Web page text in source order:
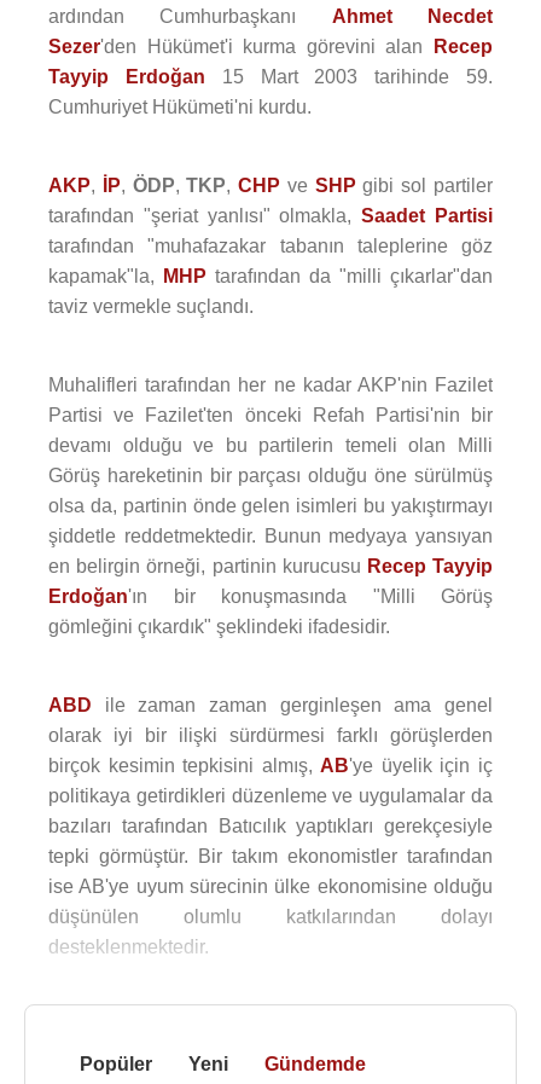
ardından Cumhurbaşkanı Ahmet Necdet
Sezer'den Hükümet'i kurma görevini alan
Recep
Tayyip Erdoğan 15 Mart 2003 tarihinde 59.
Cumhuriyet Hükümeti'ni kurdu.
AKP, İP, ÖDP,TKP,CHP ve SHP gibi sol partiler
tarafından "şeriat yanlısı" olmakla,Saadet Partisi
tarafından "muhafazakar tabanın taleplerine göz
kapamak"la,
MHP tarafından da "milli çıkarlar"dan
taviz vermekle suçlandı.
Muhalifleri tarafından her ne kadar AKP'nin Fazilet
Partisi ve Fazilet'ten önceki Refah Partisi'nin bir
devamı olduğu ve bu partilerin temeli olan Milli
Görüş hareketinin bir parçası olduğu öne sürülmüş
olsa da, partinin önde gelen isimleri bu yakıştırmayı
şiddetle reddetmektedir. Bunun medyaya yansıyan
en belirgin örneği, partinin kurucusu Recep Tayyip
Erdoğan'ın bir konuşmasında "Milli Görüş
gömleğini çıkardık" şeklindeki ifadesidir.
ABD ile zaman zaman gerginleşen ama genel
olarak iyi bir ilişki sürdürmesi farklı görüşlerden
birçok kesimin tepkisini almış,AB'ye üyelik için iç
politikaya getirdikleri düzenleme ve uygulamalar da
bazıları tarafından Batıcılık yaptıkları gerekçesiyle
tepki görmüştür. Bir takım ekonomistler tarafından
ise AB'ye uyum sürecinin ülke ekonomisine olduğu
düşünülen olumlu katkılarından dolayı
desteklenmektedir.
Popüler Yeni Gündemde